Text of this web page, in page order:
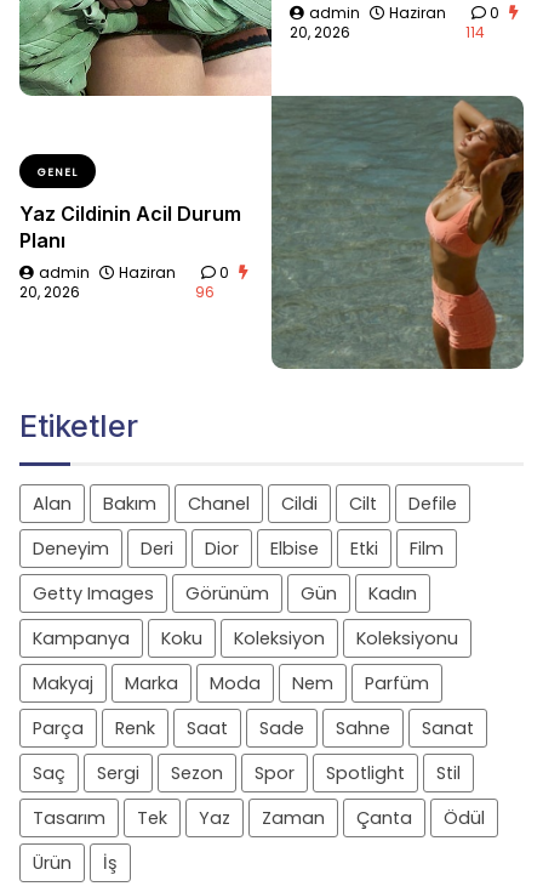
admin
Haziran
20, 2026
0
114
GENEL
Yaz Cildinin Acil Durum
Planı
admin
Haziran
20, 2026
0
96
Etiketler
Alan Bakım Chanel Cildi Cilt
Defile
Deneyim
Deri Dior Elbise Etki
Film
Getty Images
Görünüm Gün
Kadın
Kampanya
Koku Koleksiyon
Koleksiyonu
Makyaj
Marka Moda Nem
Parfüm
Parça
Renk Saat Sade Sahne
Sanat
Saç
Sergi Sezon Spor Spotlight
Stil
Tasarım
Tek Yaz Zaman Çanta
Ödül
Ürün
İş